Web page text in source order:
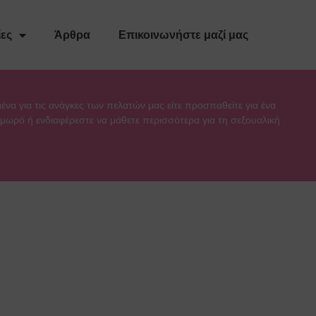
Άρθρα Επικοινωνήστε μαζί μας
για τις ανάγκες των πελατών μας είτε προσπαθείτε για ένα
ή ενδιαφέρεστε να μάθετε περισσότερα για τη σεξουαλική